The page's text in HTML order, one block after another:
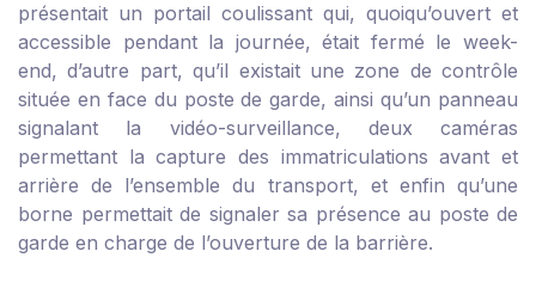
présentait un portail coulissant qui, quoiqu’ouvert et
accessible pendant la journée, était fermé le week-
end, d’autre part, qu’il existait une zone de contrôle
située en face du poste de garde, ainsi qu’un panneau
signalant la vidéo-surveillance, deux caméras
permettant la capture des immatriculations avant et
arrière de l’ensemble du transport, et enfin qu’une
borne permettait de signaler sa présence au poste de
garde en charge de l’ouverture de la barrière.